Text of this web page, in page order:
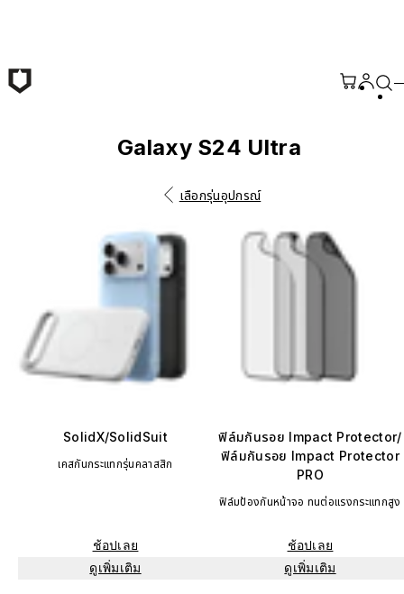
Galaxy S24 Ultra
เลือกรุ่นอุปกรณ์
SolidX/SolidSuit
เคสกันกระแทกรุ่นคลาสสิก
ช้อปเลย
ดูเพิ่มเติม
ฟิล์มกันรอย Impact Protector/
ฟิล์มกันรอย Impact Protector
PRO
ฟิล์มป้องกันหน้าจอ ทนต่อแรงกระแทกสูง
ช้อปเลย
ดูเพิ่มเติม